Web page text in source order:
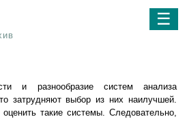
☰
и разнообразие систем анализа
затрудняют выбор из них наилучшей.
такие системы. Следовательно,